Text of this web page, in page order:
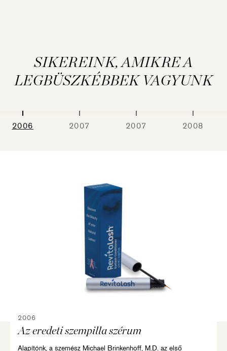
SIKEREINK, AMIKRE A
LEGBÜSZKÉBBEK VAGYUNK
2006 2007 2007 2008
2006
Az eredeti szempilla szérum
Alapítónk, a szemész Michael Brinkenhoff, M.D. az első